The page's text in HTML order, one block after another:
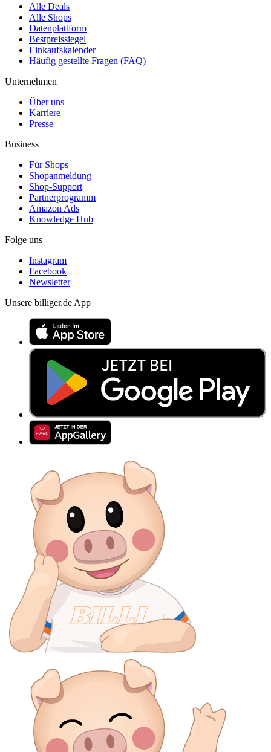
Alle Deals
Alle Shops
Datenplattform
Bestpreissiegel
Einkaufskalender
Häufig gestellte Fragen (FAQ)
Unternehmen
Über uns
Karriere
Presse
Business
Für Shops
Shopanmeldung
Shop-Support
Partnerprogramm
Amazon Ads
Knowledge Hub
Folge uns
Instagram
Facebook
Newsletter
Unsere billiger.de App